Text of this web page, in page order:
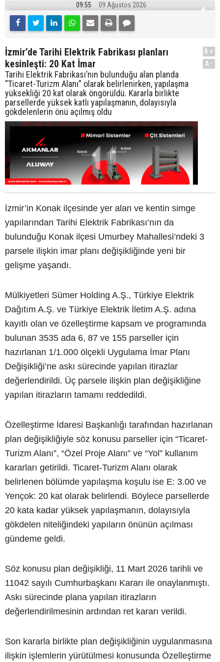
09:55 09 Ağustos 2026
İzmir’de Tarihi Elektrik Fabrikası planları
kesinleşti: 20 Kat İmar
Tarihi Elektrik Fabrikası’nın bulunduğu alan planda
“Ticaret-Turizm Alanı” olarak belirlenirken, yapılaşma
yüksekliği 20 kat olarak öngörüldü. Kararla birlikte
parsellerde yüksek katlı yapılaşmanın, dolayısıyla
gökdelenlerin önü açılmış oldu
A+
A-
İzmir’in Konak ilçesinde yer alan ve kentin simge
yapılarından Tarihi Elektrik Fabrikası’nın da
bulunduğu Konak ilçesi Umurbey Mahallesi’ndeki 3
parsele ilişkin imar planı değişikliğinde yeni bir
gelişme yaşandı.
Mülkiyetleri Sümer Holding A.Ş., Türkiye Elektrik
Dağıtım A.Ş. ve Türkiye Elektrik İletim A.Ş. adına
kayıtlı olan ve özelleştirme kapsam ve programında
bulunan 3535 ada 6, 87 ve 155 parseller için
hazırlanan 1/1.000 ölçekli Uygulama İmar Planı
Değişikliği’ne askı sürecinde yapılan itirazlar
değerlendirildi. Üç parsele ilişkin plan değişikliğine
yapılan itirazların tamamı reddedildi.
Özelleştirme İdaresi Başkanlığı tarafından hazırlanan
plan değişikliğiyle söz konusu parseller için “Ticaret-
Turizm Alanı”, “Özel Proje Alanı” ve “Yol” kullanım
kararları getirildi. Ticaret-Turizm Alanı olarak
belirlenen bölümde yapılaşma koşulu ise E: 3.00 ve
Yençok: 20 kat olarak belirlendi. Böylece parsellerde
20 kata kadar yüksek yapılaşmanın, dolayısıyla
gökdelen niteliğindeki yapıların önünün açılması
gündeme geldi.
Söz konusu plan değişikliği, 11 Mart 2026 tarihli ve
11042 sayılı Cumhurbaşkanı Kararı ile onaylanmıştı.
Askı sürecinde plana yapılan itirazların
değerlendirilmesinin ardından ret kararı verildi.
Son kararla birlikte plan değişikliğinin uygulanmasına
ilişkin işlemlerin yürütülmesi konusunda Özelleştirme